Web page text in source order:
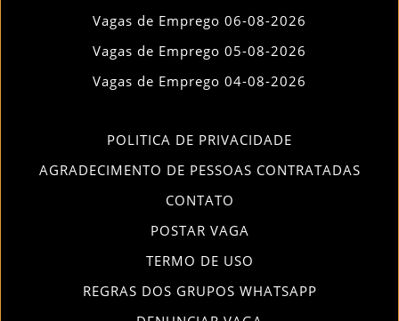
Vagas de Emprego 06-08-2026
Vagas de Emprego 05-08-2026
Vagas de Emprego 04-08-2026
POLITICA DE PRIVACIDADE
AGRADECIMENTO DE PESSOAS CONTRATADAS
CONTATO
POSTAR VAGA
TERMO DE USO
REGRAS DOS GRUPOS WHATSAPP